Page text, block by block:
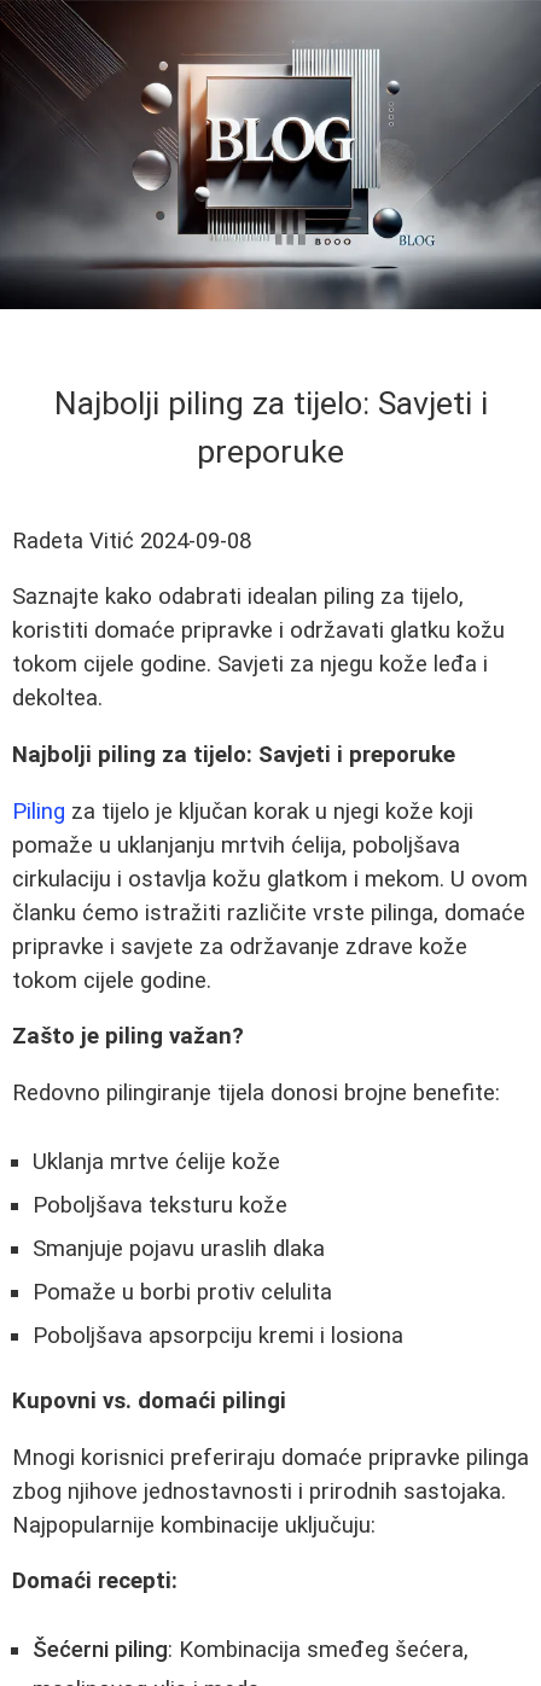
Najbolji piling za tijelo: Savjeti i
preporuke
Radeta Vitić 2024-09-08
Saznajte kako odabrati idealan piling za tijelo,
koristiti domaće pripravke i održavati glatku kožu
tokom cijele godine. Savjeti za njegu kože leđa i
dekoltea.
Najbolji piling za tijelo: Savjeti i preporuke
Piling za tijelo je ključan korak u njegi kože koji
pomaže u uklanjanju mrtvih ćelija, poboljšava
cirkulaciju i ostavlja kožu glatkom i mekom. U ovom
članku ćemo istražiti različite vrste pilinga, domaće
pripravke i savjete za održavanje zdrave kože
tokom cijele godine.
Zašto je piling važan?
Redovno pilingiranje tijela donosi brojne benefite:
Uklanja mrtve ćelije kože
Poboljšava teksturu kože
Smanjuje pojavu uraslih dlaka
Pomaže u borbi protiv celulita
Poboljšava apsorpciju kremi i losiona
Kupovni vs. domaći pilingi
Mnogi korisnici preferiraju domaće pripravke pilinga
zbog njihove jednostavnosti i prirodnih sastojaka.
Najpopularnije kombinacije uključuju:
Domaći recepti:
Šećerni piling: Kombinacija smeđeg šećera,